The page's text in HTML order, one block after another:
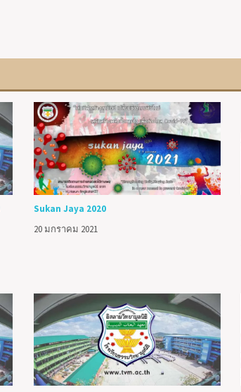
Sukan Jaya 2020
20 มกราคม 2021